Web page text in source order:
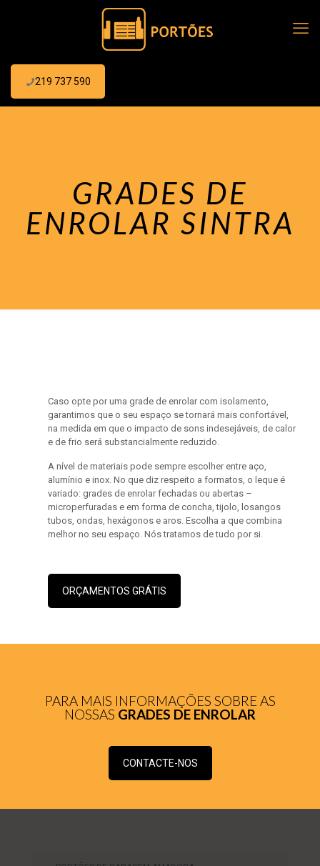
219 737 590
GRADES DE
ENROLAR SINTRA
Caso opte por uma grade de enrolar com isolamento,
garantimos que o seu espaço se tornará mais confortável,
na medida em que o impacto de sons indesejáveis, de calor
e de frio será substancialmente reduzido.
A nível de materiais pode sempre escolher entre aço,
alumínio e inox. No que diz respeito a formatos, o leque é
variado: grades de enrolar fechadas ou abertas –
microperfuradas e em forma de concha, tijolo, losangos
tubos, ondas, hexágonos e aros. Escolha a que combina
melhor no seu espaço. Nós tratamos de tudo por si.
ORÇAMENTOS GRÁTIS
PARA MAIS INFORMAÇÕES SOBRE AS
NOSSAS GRADES DE ENROLAR
CONTACTE-NOS